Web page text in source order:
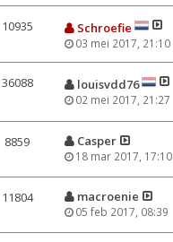
10935 Schroefie
03 mei 2017, 21:10
36088 louisvdd76
02 mei 2017, 21:27
8859 Casper
18 mar 2017, 17:10
11804 macroenie
05 feb 2017, 08:39